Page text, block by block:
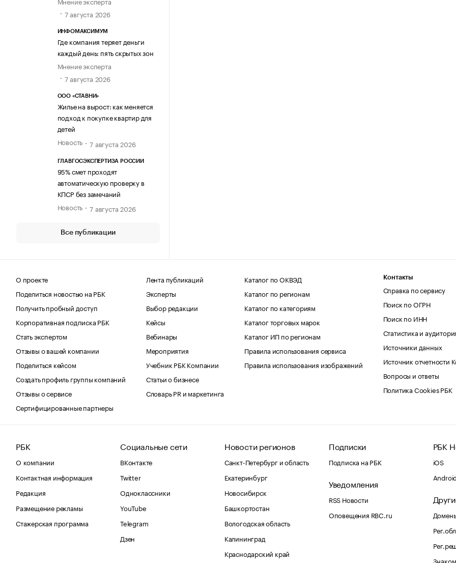
7 августа 2026
ИНФОМАКСИМУМ
Где компания теряет деньги
каждый день: пять скрытых зон
Мнение эксперта
7 августа 2026
ООО «СТАВНИ»
Жилье на вырост: как меняется
подход к покупке квартир для
детей
Новость
7 августа 2026
ГЛАВГОСЭКСПЕРТИЗА РОССИИ
95% смет проходят
автоматическую проверку в
КПСР без замечаний
Новость
7 августа 2026
Все публикации
О проекте
Поделиться новостью на РБК
Получить пробный доступ
Корпоративная подписка РБК
Стать экспертом
Отзывы о вашей компании
Поделиться кейсом
Создать профиль группы компаний
Отзывы о сервисе
Сертифицированные партнеры
Лента публикаций
Эксперты
Выбор редакции
Кейсы
Вебинары
Мероприятия
Учебник РБК Компании
Статьи о бизнесе
Словарь PR и маркетинга
Каталог по ОКВЭД
Каталог по регионам
Каталог по категориям
Каталог торговых марок
Каталог ИП по регионам
Правила использования сервиса
Правила использования изображений
Контакты
Справка по сервису
Поиск по ОГРН
Поиск по ИНН
Статистика и
Источники данных
Источник отчетности
Вопросы и ответы
Политика Cookies РБК
РБК
О компании
Контактная информация
Редакция
Размещение рекламы
Стажерская программа
Социальные сети
ВКонтакте
Twitter
Одноклассники
YouTube
Telegram
Дзен
Новости регионов
Санкт-Петербург и область
Екатеринбург
Новосибирск
Башкортостан
Вологодская область
Калининград
Краснодарский край
Подписки
Подписка на РБК
Уведомления
RSS Новости
Оповещения RBC.ru
РБК
iOS